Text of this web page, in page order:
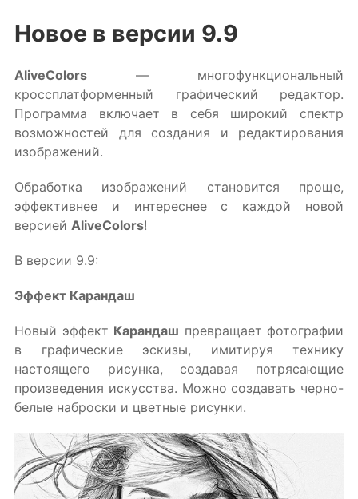
Новое в версии 9.9
AliveColors — многофункциональный
кроссплатформенный графический редактор.
Программа включает в себя широкий спектр
возможностей для создания и редактирования
изображений.
Обработка изображений становится проще,
эффективнее и интереснее с каждой новой
версией AliveColors!
В версии 9.9:
Эффект Карандаш
Новый эффект Карандаш превращает фотографии
в графические эскизы, имитируя технику
настоящего рисунка, создавая потрясающие
произведения искусства. Можно создавать черно-
белые наброски и цветные рисунки.